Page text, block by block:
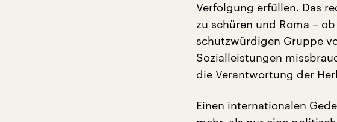
Verfolgung erfüllen. Das
zu schüren und Roma –
schutzwürdigen Gruppe
Sozialleistungen
die Verantwortung der
Einen internationalen